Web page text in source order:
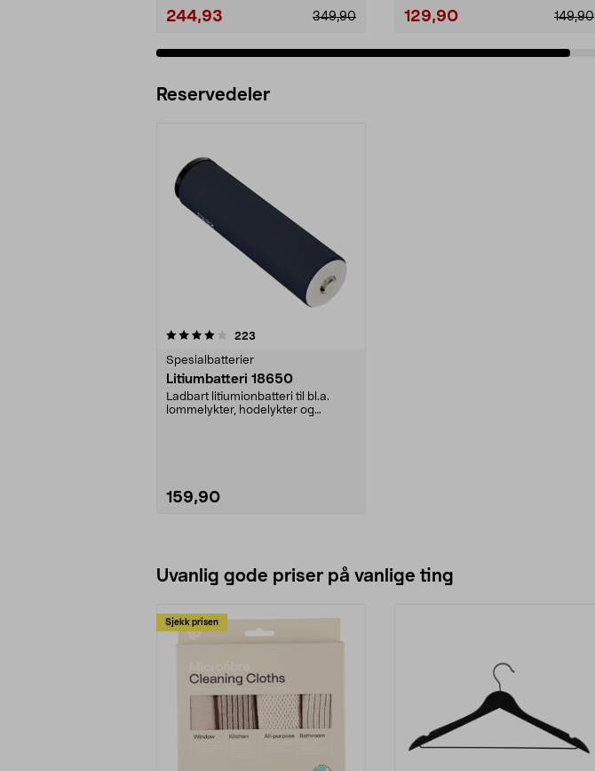
244,93 349,90 129,90 149,90
Reservedeler
223
Spesialbatterier
Litiumbatteri 18650
Ladbart litiumionbatteri til bl.a.
lommelykter, hodelykter og
159,90
Uvanlig gode priser på vanlige ting
Sjekk prisen